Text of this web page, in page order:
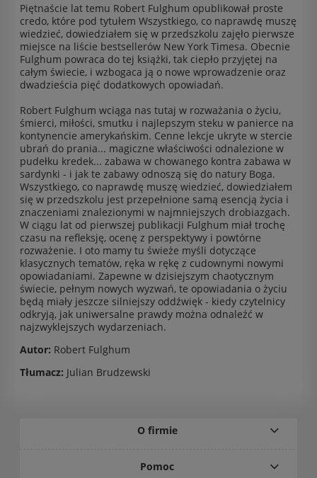
Piętnaście lat temu Robert Fulghum opublikował proste
credo, które pod tytułem Wszystkiego, co naprawdę muszę
wiedzieć, dowiedziałem się w przedszkolu zajęło pierwsze
miejsce na liście bestsellerów New York Timesa. Obecnie
Fulghum powraca do tej książki, tak ciepło przyjętej na
całym świecie, i wzbogaca ją o nowe wprowadzenie oraz
dwadzieścia pięć dodatkowych opowiadań.
Robert Fulghum wciąga nas tutaj w rozważania o życiu,
śmierci, miłości, smutku i najlepszym steku w panierce na
kontynencie amerykańskim. Cenne lekcje ukryte w stercie
ubrań do prania... magiczne właściwości odnalezione w
pudełku kredek... zabawa w chowanego kontra zabawa w
sardynki - i jak te zabawy odnoszą się do natury Boga.
Wszystkiego, co naprawdę muszę wiedzieć, dowiedziałem
się w przedszkolu jest przepełnione samą esencją życia i
znaczeniami znalezionymi w najmniejszych drobiazgach.
W ciągu lat od pierwszej publikacji Fulghum miał trochę
czasu na refleksję, ocenę z perspektywy i powtórne
rozważenie. I oto mamy tu świeże myśli dotyczące
klasycznych tematów, ręka w rękę z cudownymi nowymi
opowiadaniami. Zapewne w dzisiejszym chaotycznym
świecie, pełnym nowych wyzwań, te opowiadania o życiu
będą miały jeszcze silniejszy oddźwięk - kiedy czytelnicy
odkryją, jak uniwersalne prawdy można odnaleźć w
najzwyklejszych wydarzeniach.
Autor: Robert Fulghum
Tłumacz: Julian Brudzewski
O firmie
Pomoc